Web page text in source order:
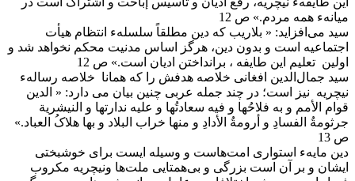
میانهء همه مردم.» ص 12
سید می‌افزاید: « بلاریب که دین مطلقاً سلسلهء انتظام هیأت
اجتماعیه است و بدون دین، هرگز اساس مدنیت محکم نخواهد شد و
اولین تعلیم این طایفه ، برانداختن ادیان است.» ص 12
سید جمال‌الدین افغانی خلاصه هدفش را که همانا خلاصه رسالهء
نیچریه نیز است؛ در چند جمله عربی چنین بیان می دارد: « الدین
قوام الأمم و به فلاحُها و فیه سعادتُها و علیه ندارتها و النیشریة
جرثومةُ الفسادِ و أرومةُ الأدادِ و منها خراب البلاد و بها هلاکُ العباد.»
ص 13
دین مایهء استواری امت‌هاست و وسیله ایست برای خوشبختی
ایشان و بر آن است بزرگی و بی‌همتایی ملت‌ها ونیچریه مکروب